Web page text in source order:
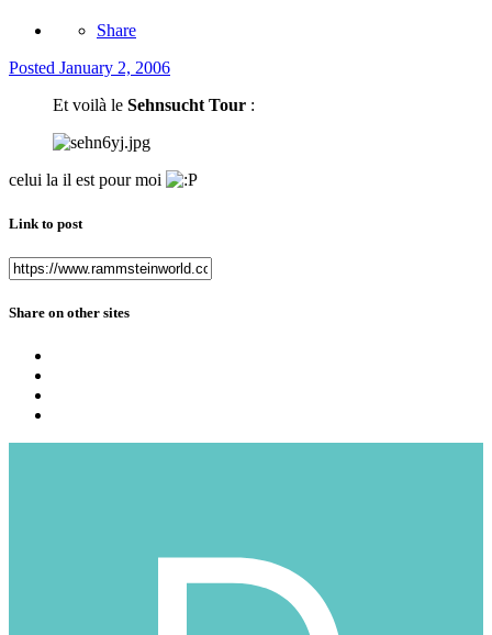
Share
Posted January 2, 2006
Et voilà le Sehnsucht Tour :
celui la il est pour moi
Link to post
Share on other sites